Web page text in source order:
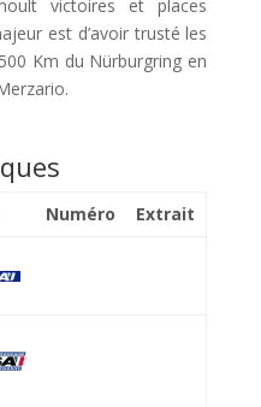
victoires et places
est d’avoir trusté les
Km du Nürburgring en
Numéro
Extrait